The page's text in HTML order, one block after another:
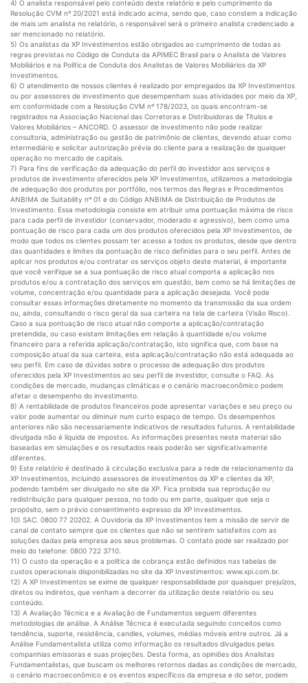
4) O analista responsável pelo conteúdo deste relatório e pelo cumprimento da
Resolução CVM nº 20/2021 está indicado acima, sendo que, caso constem a indicação
de mais um analista no relatório, o responsável será o primeiro analista credenciado a
ser mencionado no relatório.
5) Os analistas da XP Investimentos estão obrigados ao cumprimento de todas as
regras previstas no Código de Conduta da APIMEC Brasil para o Analista de Valores
Mobiliários e na Política de Conduta dos Analistas de Valores Mobiliários da XP
Investimentos.
6) O atendimento de nossos clientes é realizado por empregados da XP Investimentos
ou por assessores de investimento que desempenham suas atividades por meio da XP,
em conformidade com a Resolução CVM nº 178/2023, os quais encontram-se
registrados na Associação Nacional das Corretoras e Distribuidoras de Títulos e
Valores Mobiliários – ANCORD. O assessor de investimento não pode realizar
consultoria, administração ou gestão de patrimônio de clientes, devendo atuar como
intermediário e solicitar autorização prévia do cliente para a realização de qualquer
operação no mercado de capitais.
7) Para fins de verificação da adequação do perfil do investidor aos serviços e
produtos de investimento oferecidos pela XP Investimentos, utilizamos a metodologia
de adequação dos produtos por portfólio, nos termos das Regras e Procedimentos
ANBIMA de Suitability nº 01 e do Código ANBIMA de Distribuição de Produtos de
Investimento. Essa metodologia consiste em atribuir uma pontuação máxima de risco
para cada perfil de investidor (conservador, moderado e agressivo), bem como uma
pontuação de risco para cada um dos produtos oferecidos pela XP Investimentos, de
modo que todos os clientes possam ter acesso a todos os produtos, desde que dentro
das quantidades e limites da pontuação de risco definidas para o seu perfil. Antes de
aplicar nos produtos e/ou contratar os serviços objeto deste material, é importante
que você verifique se a sua pontuação de risco atual comporta a aplicação nos
produtos e/ou a contratação dos serviços em questão, bem como se há limitações de
volume, concentração e/ou quantidade para a aplicação desejada. Você pode
consultar essas informações diretamente no momento da transmissão da sua ordem
ou, ainda, consultando o risco geral da sua carteira na tela de carteira (Visão Risco).
Caso a sua pontuação de risco atual não comporte a aplicação/contratação
pretendida, ou caso existam limitações em relação à quantidade e/ou volume
financeiro para a referida aplicação/contratação, isto significa que, com base na
composição atual da sua carteira, esta aplicação/contratação não está adequada ao
seu perfil. Em caso de dúvidas sobre o processo de adequação dos produtos
oferecidos pela XP Investimentos ao seu perfil de investidor, consulte o FAQ. As
condições de mercado, mudanças climáticas e o cenário macroeconômico podem
afetar o desempenho do investimento.
8) A rentabilidade de produtos financeiros pode apresentar variações e seu preço ou
valor pode aumentar ou diminuir num curto espaço de tempo. Os desempenhos
anteriores não são necessariamente indicativos de resultados futuros. A rentabilidade
divulgada não é líquida de impostos. As informações presentes neste material são
baseadas em simulações e os resultados reais poderão ser significativamente
diferentes.
9) Este relatório é destinado à circulação exclusiva para a rede de relacionamento da
XP Investimentos, incluindo assessores de investimentos da XP e clientes da XP,
podendo também ser divulgado no site da XP. Fica proibida sua reprodução ou
redistribuição para qualquer pessoa, no todo ou em parte, qualquer que seja o
propósito, sem o prévio consentimento expresso da XP Investimentos.
10) SAC. 0800 77 20202. A Ouvidoria da XP Investimentos tem a missão de servir de
canal de contato sempre que os clientes que não se sentirem satisfeitos com as
soluções dadas pela empresa aos seus problemas. O contato pode ser realizado por
meio do telefone: 0800 722 3710.
11) O custo da operação e a política de cobrança estão definidos nas tabelas de
custos operacionais disponibilizadas no site da XP Investimentos: www.xpi.com.br.
12) A XP Investimentos se exime de qualquer responsabilidade por quaisquer prejuízos,
diretos ou indiretos, que venham a decorrer da utilização deste relatório ou seu
conteúdo.
13) A Avaliação Técnica e a Avaliação de Fundamentos seguem diferentes
metodologias de análise. A Análise Técnica é executada seguindo conceitos como
tendência, suporte, resistência, candles, volumes, médias móveis entre outros. Já a
Análise Fundamentalista utiliza como informação os resultados divulgados pelas
companhias emissoras e suas projeções. Desta forma, as opiniões dos Analistas
Fundamentalistas, que buscam os melhores retornos dadas as condições de mercado,
o cenário macroeconômico e os eventos específicos da empresa e do setor, podem